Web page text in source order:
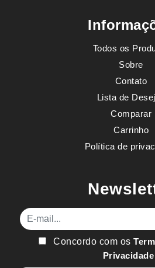
Todos os
Sobre
Contato
Lista de
Comparar
Carrinho
Política de
E-mail
Concordo com os
Privacidade